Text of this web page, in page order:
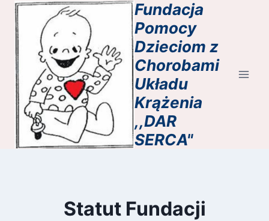
Przejdź
treści
Fundacja
Pomocy
Dzieciom z
Chorobami
Układu
Krążenia
,,DAR
SERCA"
Statut Fundacji